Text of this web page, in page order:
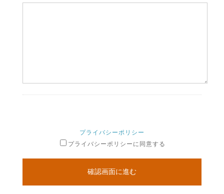
プライバシーポリシー
プライバシーポリシーに同意する
確認画面に進む